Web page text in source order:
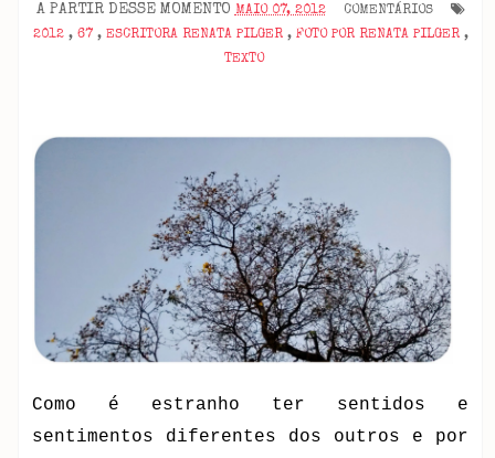
A PARTIR DESSE MOMENTO MAIO 07, 2012
COMENTÁRIOS
2012, 67, ESCRITORA RENATA PILGER, FOTO POR RENATA PILGER,
TEXTO
Como é estranho ter sentidos e
sentimentos diferentes dos outros e por